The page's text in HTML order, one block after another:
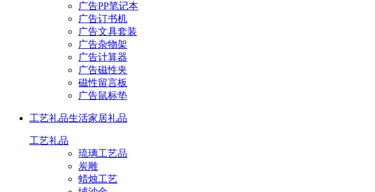
广告PP笔记本
广告订书机
广告文具套装
广告杂物架
广告计算器
广告磁性夹
磁性留言板
广告鼠标垫
工艺礼品生活家居礼品
工艺礼品
琉璃工艺品
炭雕
蜡烛工艺